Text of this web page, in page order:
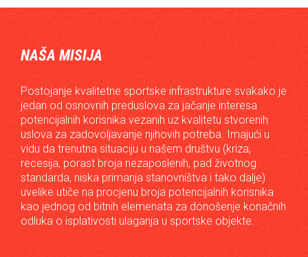
NAŠA MISIJA
Postojanje kvalitetne sportske infrastrukture svakako je
jedan od osnovnih preduslova za jačanje interesa
potencijalnih korisnika vezanih uz kvalitetu stvorenih
uslova za zadovoljavanje njihovih potreba. Imajući u
vidu da trenutna situaciju u našem društvu (kriza,
recesija, porast broja nezaposlenih, pad životnog
standarda, niska primanja stanovništva i tako dalje)
uvelike utiče na procjenu broja potencijalnih korisnika
kao jednog od bitnih elemenata za donošenje konačnih
odluka o isplativosti ulaganja u sportske objekte.